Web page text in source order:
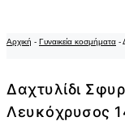
Αρχική - Γυναικεία κοσμήματα -
Δαχτυλίδι
Λευκόχρυσος